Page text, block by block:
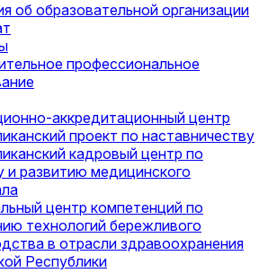
об образовательной организации
профессиональное
аккредитационный центр
проект по наставничеству
кадровый центр по
и развитию медицинского
центр компетенций по
технологий бережливого
в отрасли здравоохранения
Республики